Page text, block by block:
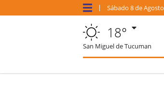
Sábado 8 deAgosto
18°
San Miguel de Tucuman